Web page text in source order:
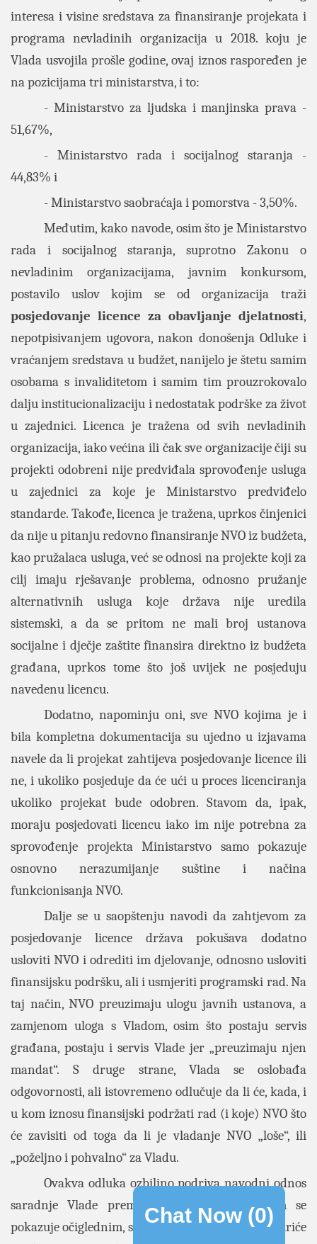
interesa i visine sredstava za finansiranje projekata i
programa nevladinih organizacija u 2018. koju je
Vlada usvojila prošle godine, ovaj iznos raspoređen je
na pozicijama tri ministarstva, i to:
- Ministarstvo za ljudska i manjinska prava -
51,67%,
- Ministarstvo rada i socijalnog staranja -
44,83% i
- Ministarstvo saobraćaja i pomorstva - 3,50%.
Međutim, kako navode, osim što je Ministarstvo
rada i socijalnog staranja, suprotno Zakonu o
nevladinim organizacijama, javnim konkursom,
postavilo uslov kojim se od organizacija traži
posjedovanje licence za obavljanje djelatnosti,
nepotpisivanjem ugovora, nakon donošenja Odluke i
vraćanjem sredstava u budžet, nanijelo je štetu samim
osobama s invaliditetom i samim tim prouzrokovalo
dalju institucionalizaciju i nedostatak podrške za život
u zajednici. Licenca je tražena od svih nevladinih
organizacija, iako većina ili čak sve organizacije čiji su
projekti odobreni nije predviđala sprovođenje usluga
u zajednici za koje je Ministarstvo predviđelo
standarde. Takođe, licenca je tražena, uprkos činjenici
da nije u pitanju redovno finansiranje NVO iz budžeta,
kao pružalaca usluga, već se odnosi na projekte koji za
cilj imaju rješavanje problema, odnosno pružanje
alternativnih usluga koje država nije uredila
sistemski, a da se pritom ne mali broj ustanova
socijalne i dječje zaštite finansira direktno iz budžeta
građana, uprkos tome što još uvijek ne posjeduju
navedenu licencu.
Dodatno, napominju oni, sve NVO kojima je i
bila kompletna dokumentacija su ujedno u izjavama
navele da li projekat zahtijeva posjedovanje licence ili
ne, i ukoliko posjeduje da će ući u proces licenciranja
ukoliko projekat bude odobren. Stavom da, ipak,
moraju posjedovati licencu iako im nije potrebna za
sprovođenje projekta Ministarstvo samo pokazuje
osnovno nerazumijanje suštine i načina
funkcionisanja NVO.
Dalje se u saopštenju navodi da zahtjevom za
posjedovanje licence država pokušava dodatno
usloviti NVO i odrediti im djelovanje, odnosno usloviti
finansijsku podršku, ali i usmjeriti programski rad. Na
taj način, NVO preuzimaju ulogu javnih ustanova, a
zamjenom uloga s Vladom, osim što postaju servis
građana, postaju i servis Vlade jer „preuzimaju njen
mandat“.S druge strane, Vlada se oslobađa
odgovornosti, ali istovremeno odlučuje da li će, kada, i
u kom iznosu finansijski podržati rad (i koje) NVO što
će zavisiti od toga da li je vladanje NVO „loše“, ili
„poželjno i pohvalno“ za Vladu.
Ovakva odluka ozbiljno podriva navodni odnos
saradnje Vlade prema NVO, koji, još jednom se
pokazuje očiglednim, samo služi kao paravan i pokriće
Chat Now (0)